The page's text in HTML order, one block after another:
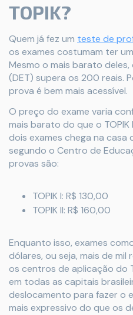
TOPIK?
Quem já fez um teste de
os exames costumam ter
Mesmo o mais barato deles,
(DET) supera os 200 reais.
prova é bem mais acessível.
O preço do exame varia
mais barato do que o TOPIK
dois exames chega na casa
segundo o Centro de
provas são:
TOPIK I: R$ 130,00
TOPIK II: R$ 160,00
Enquanto isso, exames
dólares, ou seja, mais de
os centros de aplicação do
em todas as capitais
deslocamento para fazer o
mais expressivo do que os